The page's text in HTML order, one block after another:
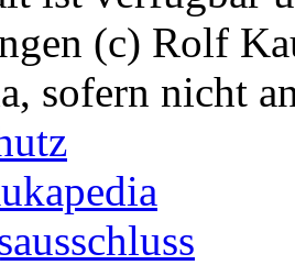
(c) Rolf
sofern nicht